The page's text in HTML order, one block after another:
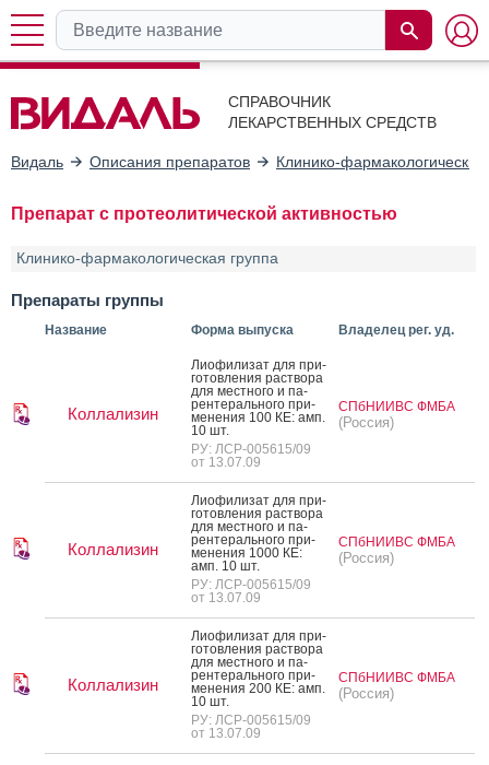
СПРАВОЧНИК
ЛЕКАРСТВЕННЫХ СРЕДСТВ
Видаль Описания препаратов Клинико-
Препарат с протеолитической активностью
Клинико-фармакологическая группа
Препараты группы
Название Форма выпуска Владелец рег. уд.
Коллализин
Ли­офи­лизат для при­
готов­ле­ния рас­тво­ра
для мес­тно­го и па­
рен­те­раль­но­го при­
мене­ния 100 КЕ: амп.
10 шт.
РУ: ЛСР-005615/09
от 13.07.09
СПбНИИВС ФМБА
(Россия)
Коллализин
Ли­офи­лизат для при­
готов­ле­ния рас­тво­ра
для мес­тно­го и па­
рен­те­раль­но­го при­
мене­ния 1000 КЕ:
амп. 10 шт.
РУ: ЛСР-005615/09
от 13.07.09
СПбНИИВС ФМБА
(Россия)
Коллализин
Ли­офи­лизат для при­
готов­ле­ния рас­тво­ра
для мес­тно­го и па­
рен­те­раль­но­го при­
мене­ния 200 КЕ: амп.
10 шт.
РУ: ЛСР-005615/09
от 13.07.09
СПбНИИВС ФМБА
(Россия)